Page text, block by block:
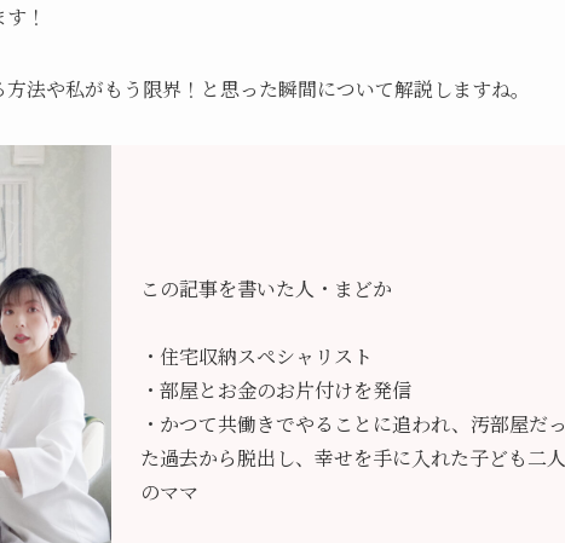
！
法や私がもう限界！と思った瞬間について解説しますね。
この記事を書いた人・まどか
・住宅収納スペシャリスト
・部屋とお金のお片付けを発信
・かつて共働きでやることに追われ、汚部屋だっ
た過去から脱出し、幸せを手に入れた子ども二人
のママ